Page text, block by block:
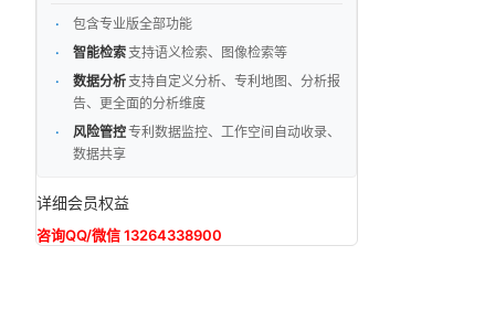
包含专业版全部功能
智能检索 支持语义检索、图像检索等
数据分析 支持自定义分析、专利地图、分析报
告、更全面的分析维度
风险管控专利数据监控、工作空间自动收录、
数据共享
详细会员权益
咨询QQ/微信 13264338900